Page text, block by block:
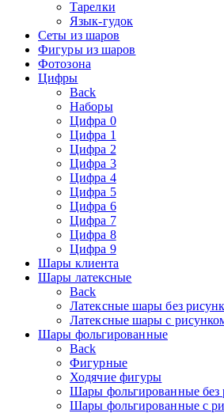
Тарелки
Язык-гудок
Сеты из шаров
Фигуры из шаров
Фотозона
Цифры
Back
Наборы
Цифра 0
Цифра 1
Цифра 2
Цифра 3
Цифра 4
Цифра 5
Цифра 6
Цифра 7
Цифра 8
Цифра 9
Шары клиента
Шары латексные
Back
Латексные шары без
Латексные шары с
Шары фольгированные
Back
Фигурные
Ходячие фигуры
Шары фольгированные без
Шары фольгированные с